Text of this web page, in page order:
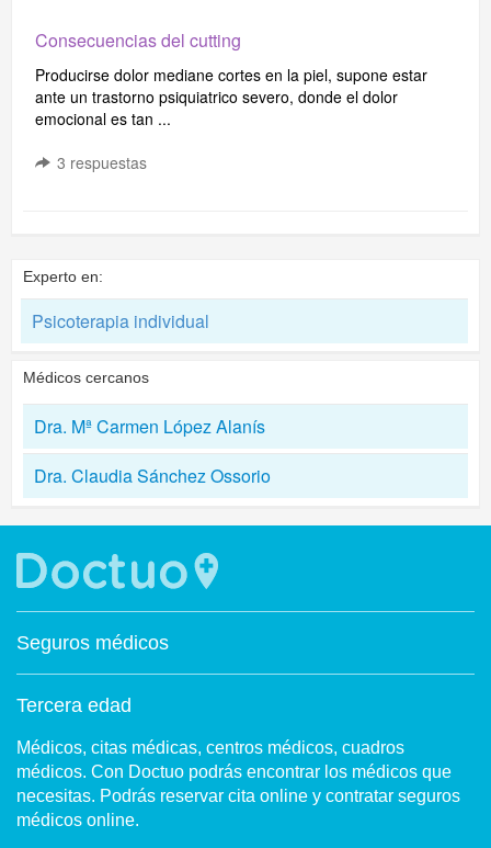
Consecuencias del cutting
Producirse dolor mediane cortes en la piel, supone estar
ante un trastorno psiquiatrico severo, donde el dolor
emocional es tan ...
3 respuestas
Experto en:
Psicoterapia individual
Médicos cercanos
Dra. Mª Carmen López Alanís
Dra. Claudia Sánchez Ossorio
Seguros médicos
Tercera edad
Médicos, citas médicas, centros médicos, cuadros
médicos. Con Doctuo podrás encontrar los médicos que
necesitas. Podrás reservar cita online y contratar seguros
médicos online.